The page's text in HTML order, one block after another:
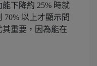
下降約 25% 時就
70% 以上才顯示問
重要，因為能在